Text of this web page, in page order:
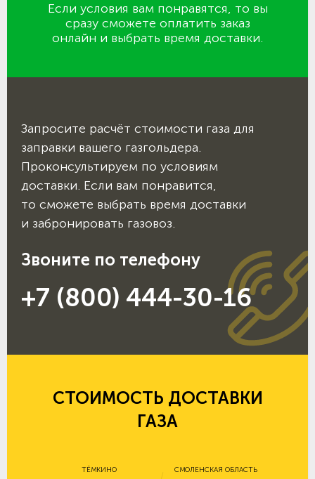
Если условия вам понравятся, то вы
сразу сможете оплатить заказ
онлайн и выбрать время доставки.
Запросите расчёт стоимости газа для
заправки вашего газгольдера.
Проконсультируем по условиям
доставки. Если вам понравится,
то сможете выбрать время доставки
и забронировать газовоз.
Звоните по телефону
+7 (800) 444-30-16
СТОИМОСТЬ ДОСТАВКИ
ГАЗА
ТЁМКИНО СМОЛЕНСКАЯ ОБЛАСТЬ